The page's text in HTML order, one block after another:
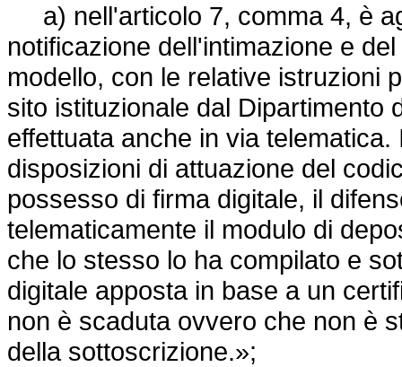
a) nell'articolo 7, comma 4, è
notificazione dell'intimazione e
modello, con le relative istruzioni
sito istituzionale dal Dipartimento
effettuata anche in via
disposizioni di attuazione del
possesso di firma digitale, il
telematicamente il modulo di
che lo stesso lo ha compilato e
digitale apposta in base a un
non è scaduta ovvero che non è
della sottoscrizione.»;